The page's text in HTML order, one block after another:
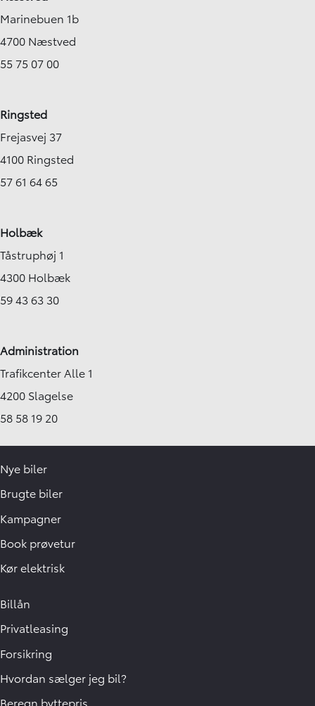
Marinebuen 1b
4700 Næstved
55 75 07 00
Ringsted
Frejasvej 37
4100 Ringsted
57 61 64 65
Holbæk
Tåstruphøj 1
4300 Holbæk
59 43 63 30
Administration
Trafikcenter Alle 1
4200 Slagelse
58 58 19 20
Nye biler
Brugte biler
Kampagner
Book prøvetur
Kør elektrisk
Billån
Privatleasing
Forsikring
Hvordan sælger jeg bil?
Beregn byttepris